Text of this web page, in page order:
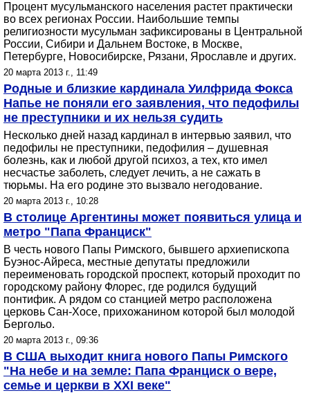
Процент мусульманского населения растет практически
во всех регионах России. Наибольшие темпы
религиозности мусульман зафиксированы в Центральной
России, Сибири и Дальнем Востоке, в Москве,
Петербурге, Новосибирске, Рязани, Ярославле и других.
20 марта 2013 г., 11:49
Родные и близкие кардинала Уилфрида Фокса
Напье не поняли его заявления, что педофилы
не преступники и их нельзя судить
Несколько дней назад кардинал в интервью заявил, что
педофилы не преступники, педофилия – душевная
болезнь, как и любой другой психоз, а тех, кто имел
несчастье заболеть, следует лечить, а не сажать в
тюрьмы. На его родине это вызвало негодование.
20 марта 2013 г., 10:28
В столице Аргентины может появиться улица и
метро "Папа Франциск"
В честь нового Папы Римского, бывшего архиепископа
Буэнос-Айреса, местные депутаты предложили
переименовать городской проспект, который проходит по
городскому району Флорес, где родился будущий
понтифик. А рядом со станцией метро расположена
церковь Сан-Хосе, прихожанином которой был молодой
Бергольо.
20 марта 2013 г., 09:36
В США выходит книга нового Папы Римского
"На небе и на земле: Папа Франциск о вере,
семье и церкви в XXI веке"